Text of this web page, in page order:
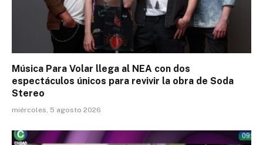
Música Para Volar llega al NEA con dos
espectáculos únicos para revivir la obra de Soda
Stereo
miércoles, 5 agosto 2026